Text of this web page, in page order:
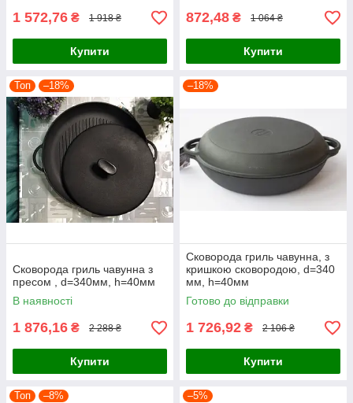
1 572,76 ₴ 1 918 ₴
Купити
872,48 ₴ 1 064 ₴
Купити
Топ –18%
Сковорода гриль чавунна з
пресом , d=340мм, h=40мм
В наявності
1 876,16 ₴ 2 288 ₴
Купити
–18%
Сковорода гриль чавунна, з
кришкою сковородою, d=340
мм, h=40мм
Готово до відправки
1 726,92 ₴ 2 106 ₴
Купити
Топ –8% –5%